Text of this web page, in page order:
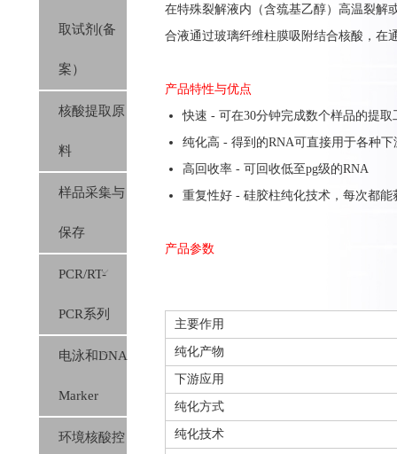
列）
取试剂(备
案）
核酸提取原
料
样品采集与
保存
PCR/RT-
PCR系列
电泳和DNA
Marker
环境核酸控
在特殊裂解液内（含巯基乙醇）高温裂解
合液通过玻璃纤维柱膜吸附结合核酸，在
产品特性与优点
快速 - 可在30分钟完成数个样品的提取
纯化高 - 得到的RNA可直接用于各种下
高回收率 - 可回收低至pg级的RNA
重复性好 - 硅胶柱纯化技术，每次都能
产品参数
主要作用
纯化产物
下游应用
纯化方式
纯化技术